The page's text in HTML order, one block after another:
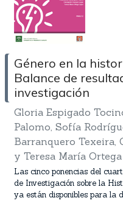
Género en la
Balance de
investigación
Gloria Espigado
Palomo, Sofía
Barranquero Texeira,
y Teresa María
Las cinco ponencias del
de Investigación sobre la
ya están disponibles para la